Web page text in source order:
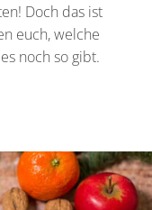
Doch das ist
euch, welche
noch so gibt.